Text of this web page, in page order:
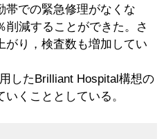
帯での緊急修理がなくな
削減することができた。さ
がり，検査数も増加してい
したBrilliant Hospital構想の
くこととしている。